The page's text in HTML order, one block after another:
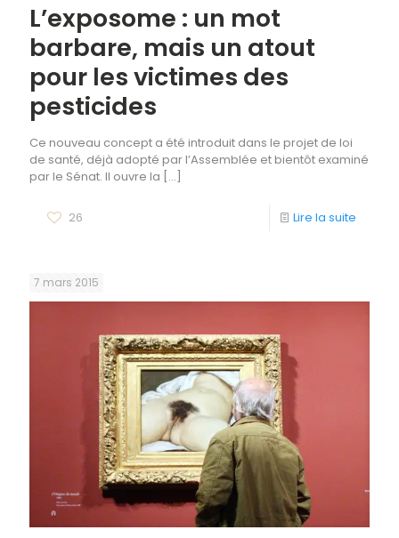
L’exposome : un mot
barbare, mais un atout
pour les victimes des
pesticides
Ce nouveau concept a été introduit dans le projet de loi
de santé, déjà adopté par l’Assemblée et bientôt examiné
par le Sénat. Il ouvre la […]
26 Lire la suite
7 mars 2015